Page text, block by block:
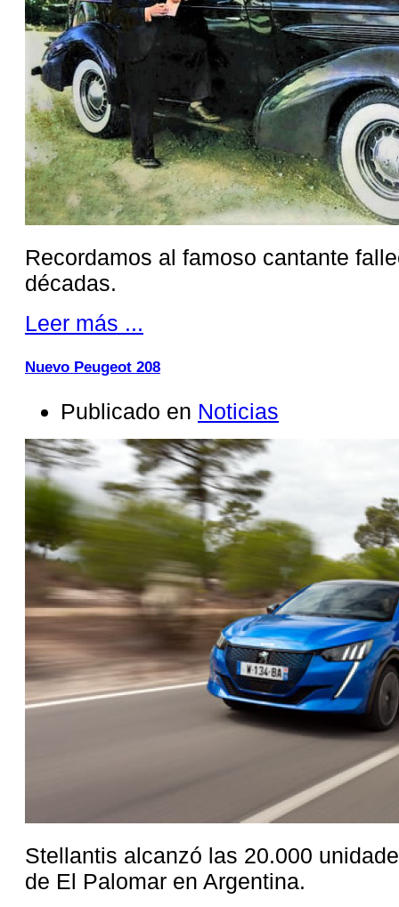
Recordamos al famoso cantante
décadas.
Leer más ...
Nuevo Peugeot 208
Publicado en Noticias
Stellantis alcanzó las 20.000
de El Palomar en Argentina.